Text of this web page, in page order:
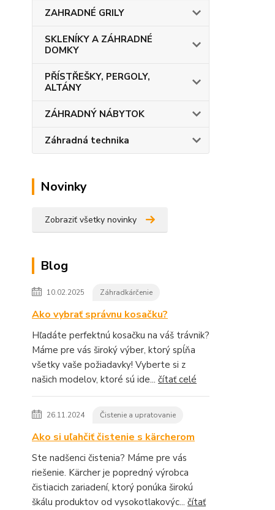
ZAHRADNÉ GRILY
SKLENÍKY A ZÁHRADNÉ
DOMKY
PŘÍSTŘEŠKY, PERGOLY,
ALTÁNY
ZÁHRADNÝ NÁBYTOK
Záhradná technika
Novinky
Zobraziť všetky novinky
Blog
10.02.2025 Záhradkárčenie
Ako vybrať správnu kosačku?
Hľadáte perfektnú kosačku na váš trávnik?
Máme pre vás široký výber, ktorý spĺňa
všetky vaše požiadavky! Vyberte si z
našich modelov, ktoré sú ide... čítať celé
26.11.2024 Čistenie a upratovanie
Ako si uľahčiť čistenie s kärcherom
Ste nadšenci čistenia? Máme pre vás
riešenie. Kärcher je popredný výrobca
čistiacich zariadení, ktorý ponúka širokú
škálu produktov od vysokotlakovýc... čítať